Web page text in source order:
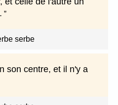
serbe
son centre, et il n'y a